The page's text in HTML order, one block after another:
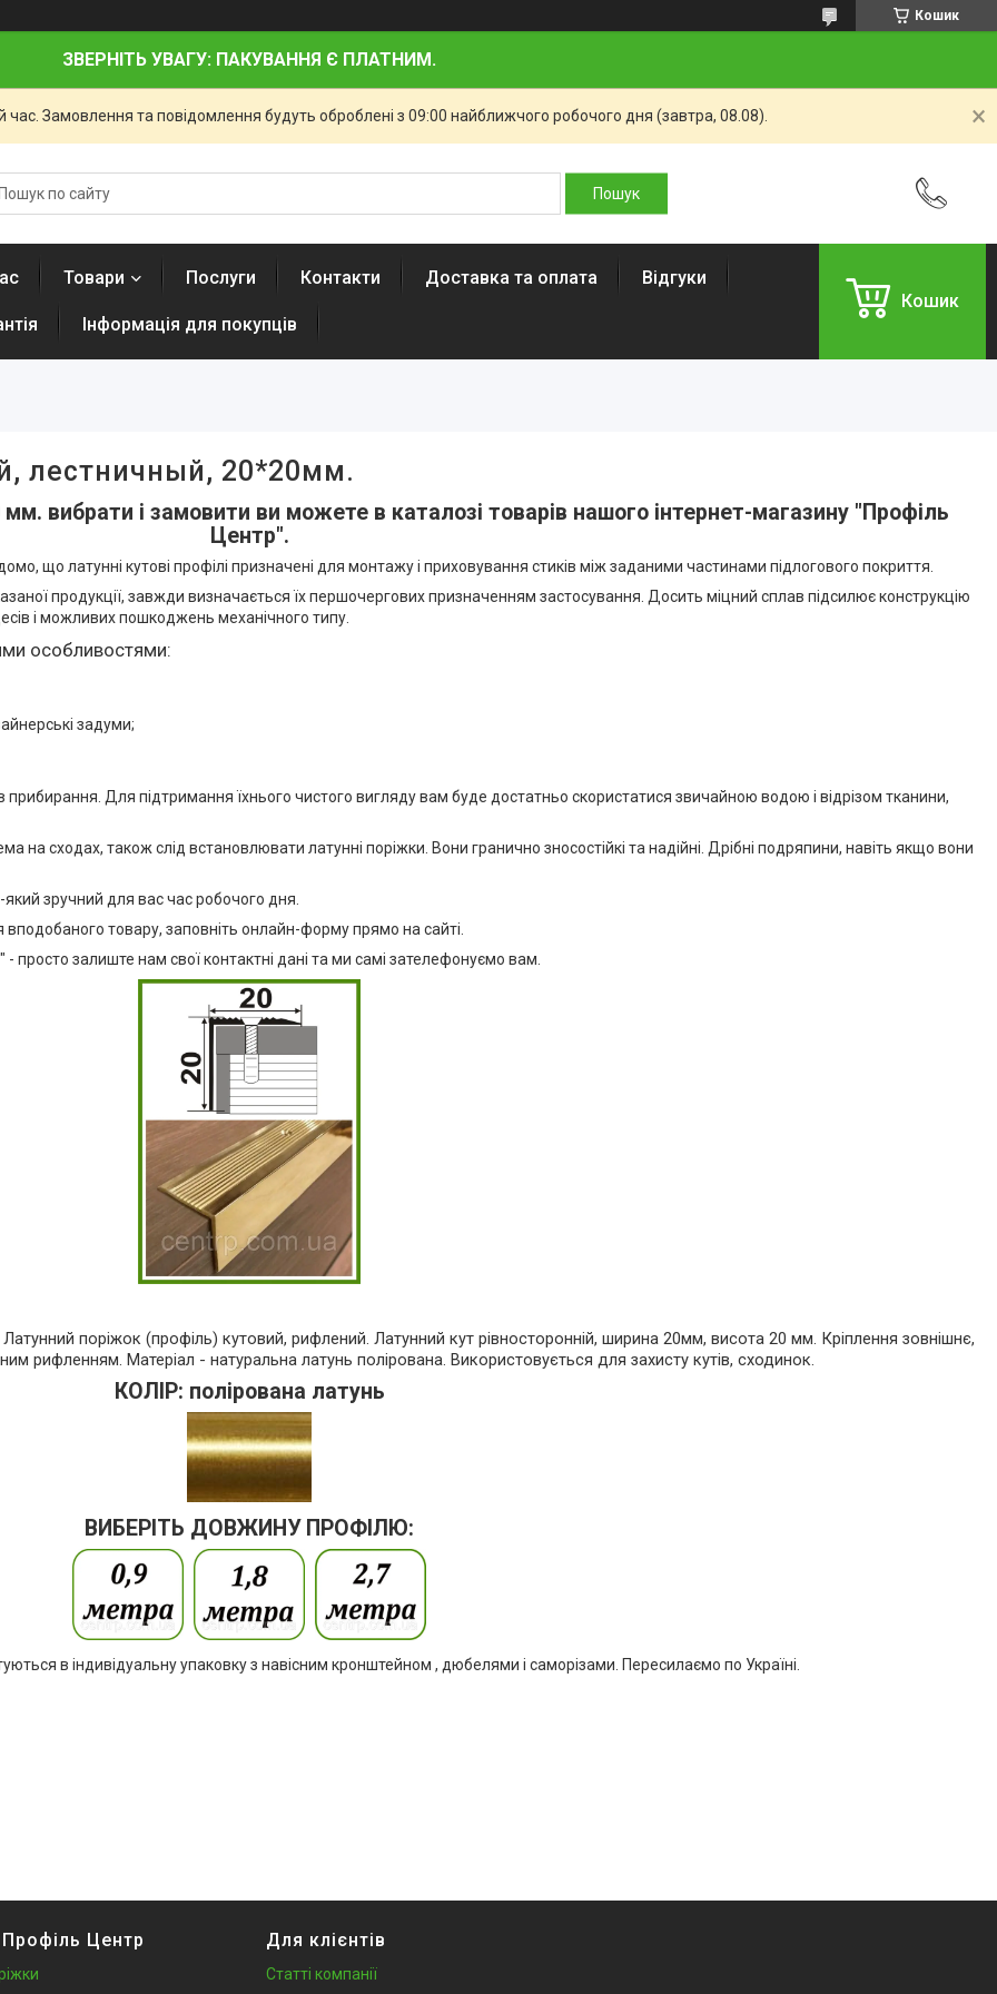
Кошик
ЗВЕРНІТЬ УВАГУ: ПАКУВАННЯ Є ПЛАТНИМ.
час. Замовлення та повідомлення будуть оброблені з 09:00 найближчого робочого дня (завтра, 08.08).
Товари Послуги Контакти Доставка та оплата Відгуки
Інформація для покупців
Кошик
лестничный, 20*20мм.
вибрати і замовити ви можете в каталозі товарів нашого інтернет-магазину "Профіль
Центр".
що латунні кутові профілі призначені для монтажу і приховування стиків між заданими частинами підлогового покриття.
продукції, завжди визначається їх першочергових призначенням застосування. Досить міцний сплав підсилює конструкцію
і можливих пошкоджень механічного типу.
особливостями:
задуми;
прибирання. Для підтримання їхнього чистого вигляду вам буде достатньо скористатися звичайною водою і відрізом тканини,
сходах, також слід встановлювати латунні поріжки. Вони гранично зносостійкі та надійні. Дрібні подряпини, навіть якщо вони
зручний для вас час робочого дня.
товару, заповніть онлайн-форму прямо на сайті.
просто залиште нам свої контактні дані та ми самі зателефонуємо вам.
поріжок (профіль) кутовий, рифлений. Латунний кут рівносторонній, ширина 20мм, висота 20 мм. Кріплення зовнішнє,
рифленням. Матеріал - натуральна латунь полірована. Використовується для захисту кутів, сходинок.
КОЛІР: полірована латунь
ВИБЕРІТЬ ДОВЖИНУ ПРОФІЛЮ:
в індивідуальну упаковку з навісним кронштейном , дюбелями і саморізами. Пересилаємо по Україні.
Центр Для клієнтів
Статті компанії